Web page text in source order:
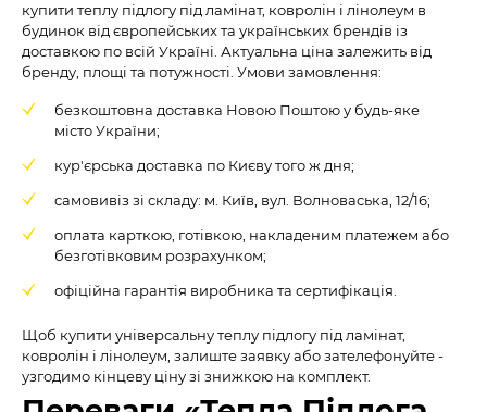
купити теплу підлогу під ламінат, ковролін і лінолеум в
будинок від європейських та українських брендів із
доставкою по всій Україні. Актуальна ціна залежить від
бренду, площі та потужності. Умови замовлення:
безкоштовна доставка Новою Поштою у будь-яке
місто України;
кур'єрська доставка по Києву того ж дня;
самовивіз зі складу: м. Київ, вул. Волноваська, 12/16;
оплата карткою, готівкою, накладеним платежем або
безготівковим розрахунком;
офіційна гарантія виробника та сертифікація.
Щоб купити універсальну теплу підлогу під ламінат,
ковролін і лінолеум, залиште заявку або зателефонуйте -
узгодимо кінцеву ціну зі знижкою на комплект.